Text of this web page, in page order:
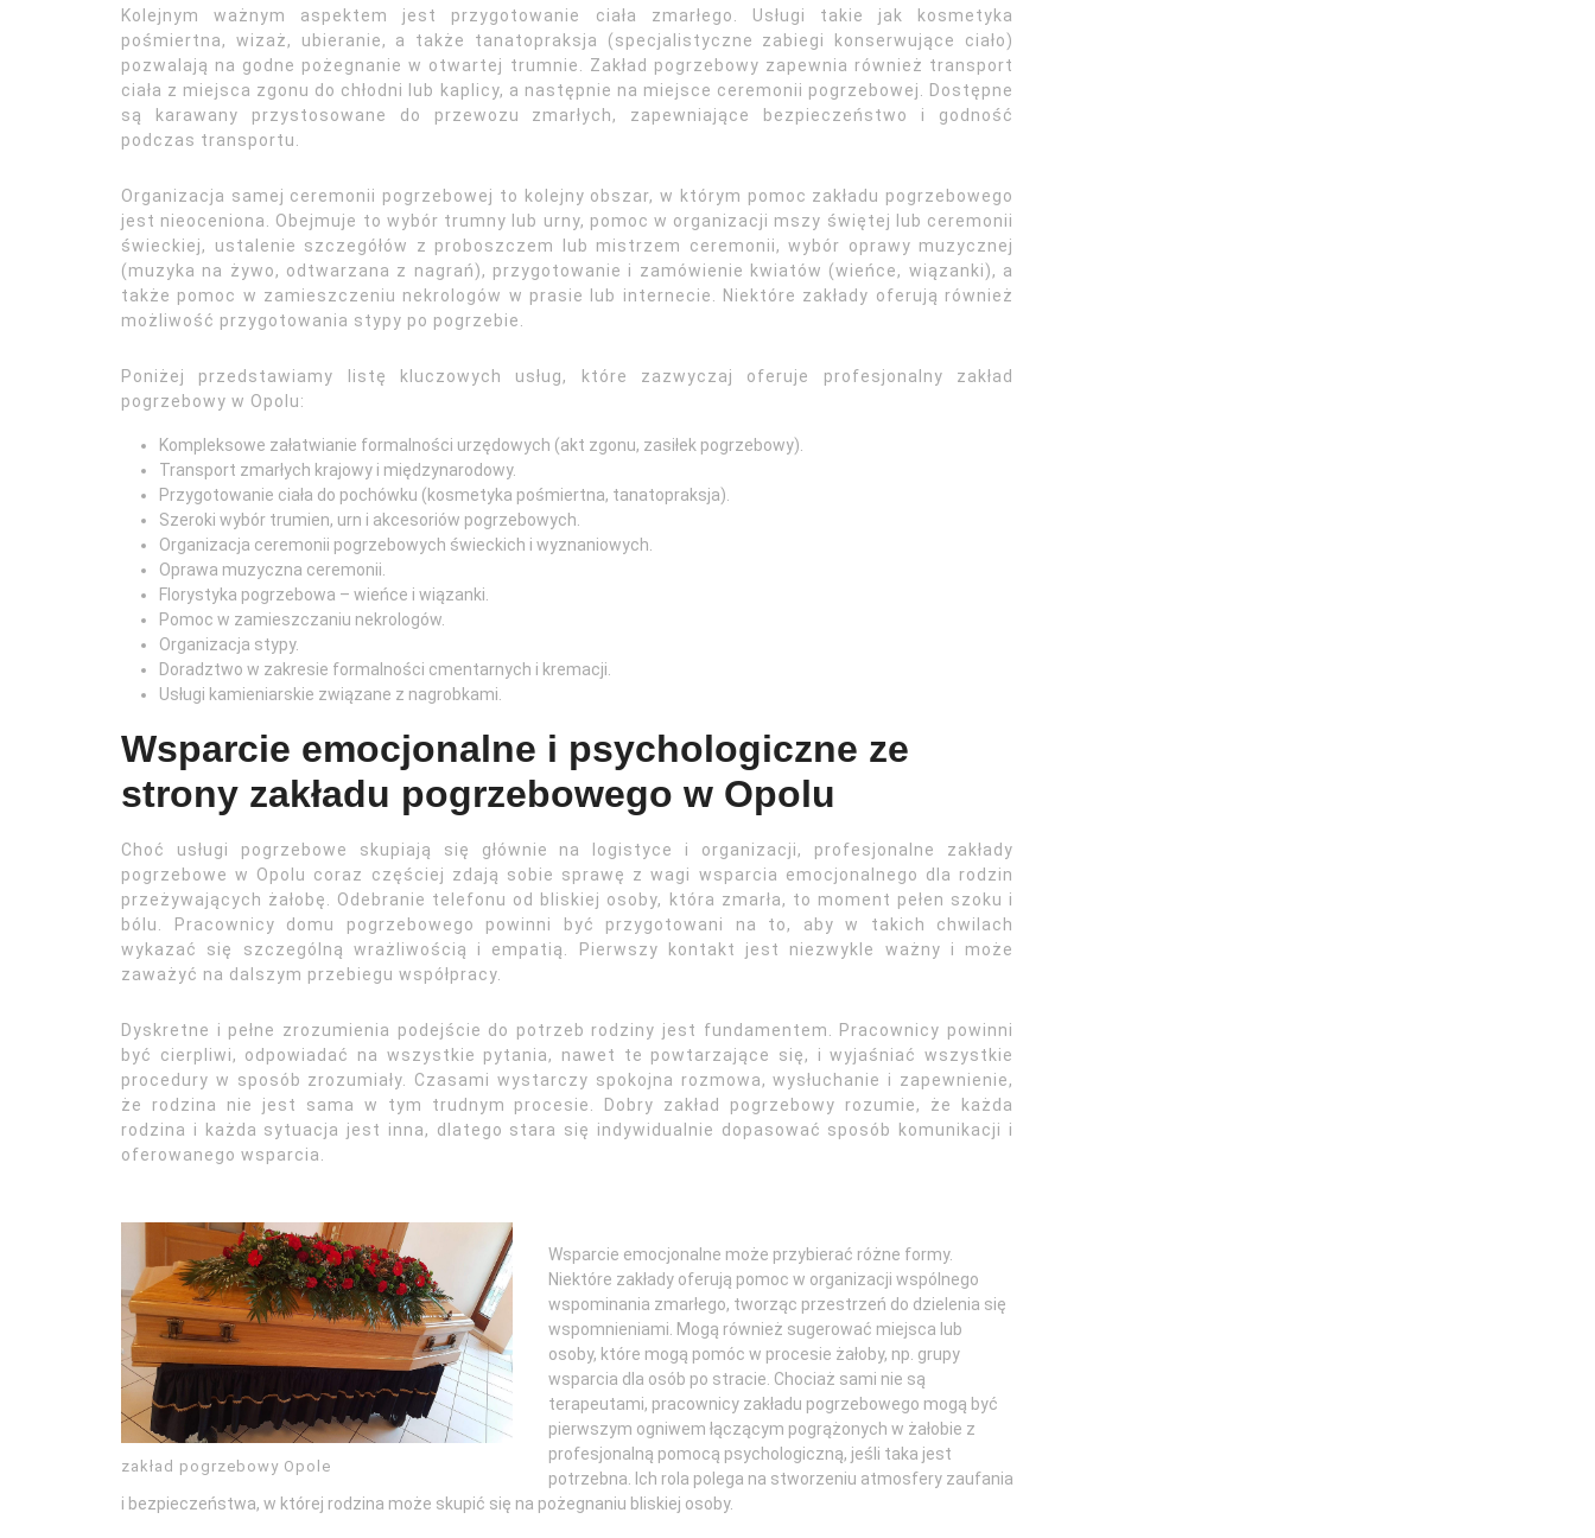
Kolejnym ważnym aspektem jest przygotowanie ciała zmarłego. Usługi takie jak kosmetyka
pośmiertna, wizaż, ubieranie, a także tanatopraksja (specjalistyczne zabiegi konserwujące ciało)
pozwalają na godne pożegnanie w otwartej trumnie. Zakład pogrzebowy zapewnia również transport
ciała z miejsca zgonu do chłodni lub kaplicy, a następnie na miejsce ceremonii pogrzebowej. Dostępne
są karawany przystosowane do przewozu zmarłych, zapewniające bezpieczeństwo i godność
podczas transportu.
Organizacja samej ceremonii pogrzebowej to kolejny obszar, w którym pomoc zakładu pogrzebowego
jest nieoceniona. Obejmuje to wybór trumny lub urny, pomoc w organizacji mszy świętej lub ceremonii
świeckiej, ustalenie szczegółów z proboszczem lub mistrzem ceremonii, wybór oprawy muzycznej
(muzyka na żywo, odtwarzana z nagrań), przygotowanie i zamówienie kwiatów (wieńce, wiązanki), a
także pomoc w zamieszczeniu nekrologów w prasie lub internecie. Niektóre zakłady oferują również
możliwość przygotowania stypy po pogrzebie.
Poniżej przedstawiamy listę kluczowych usług, które zazwyczaj oferuje profesjonalny zakład
pogrzebowy w Opolu:
Kompleksowe załatwianie formalności urzędowych (akt zgonu, zasiłek pogrzebowy).
Transport zmarłych krajowy i międzynarodowy.
Przygotowanie ciała do pochówku (kosmetyka pośmiertna, tanatopraksja).
Szeroki wybór trumien, urn i akcesoriów pogrzebowych.
Organizacja ceremonii pogrzebowych świeckich i wyznaniowych.
Oprawa muzyczna ceremonii.
Florystyka pogrzebowa – wieńce i wiązanki.
Pomoc w zamieszczaniu nekrologów.
Organizacja stypy.
Doradztwo w zakresie formalności cmentarnych i kremacji.
Usługi kamieniarskie związane z nagrobkami.
Wsparcie emocjonalne i psychologiczne ze
strony zakładu pogrzebowego w Opolu
Choć usługi pogrzebowe skupiają się głównie na logistyce i organizacji, profesjonalne zakłady
pogrzebowe w Opolu coraz częściej zdają sobie sprawę z wagi wsparcia emocjonalnego dla rodzin
przeżywających żałobę. Odebranie telefonu od bliskiej osoby, która zmarła, to moment pełen szoku i
bólu. Pracownicy domu pogrzebowego powinni być przygotowani na to, aby w takich chwilach
wykazać się szczególną wrażliwością i empatią. Pierwszy kontakt jest niezwykle ważny i może
zaważyć na dalszym przebiegu współpracy.
Dyskretne i pełne zrozumienia podejście do potrzeb rodziny jest fundamentem. Pracownicy powinni
być cierpliwi, odpowiadać na wszystkie pytania, nawet te powtarzające się, i wyjaśniać wszystkie
procedury w sposób zrozumiały. Czasami wystarczy spokojna rozmowa, wysłuchanie i zapewnienie,
że rodzina nie jest sama w tym trudnym procesie. Dobry zakład pogrzebowy rozumie, że każda
rodzina i każda sytuacja jest inna, dlatego stara się indywidualnie dopasować sposób komunikacji i
oferowanego wsparcia.
zakład pogrzebowy Opole
Wsparcie emocjonalne może przybierać różne formy.
Niektóre zakłady oferują pomoc w organizacji wspólnego
wspominania zmarłego, tworząc przestrzeń do dzielenia się
wspomnieniami. Mogą również sugerować miejsca lub
osoby, które mogą pomóc w procesie żałoby, np. grupy
wsparcia dla osób po stracie. Chociaż sami nie są
terapeutami, pracownicy zakładu pogrzebowego mogą być
pierwszym ogniwem łączącym pogrążonych w żałobie z
profesjonalną pomocą psychologiczną, jeśli taka jest
potrzebna. Ich rola polega na stworzeniu atmosfery zaufania
i bezpieczeństwa, w której rodzina może skupić się na pożegnaniu bliskiej osoby.